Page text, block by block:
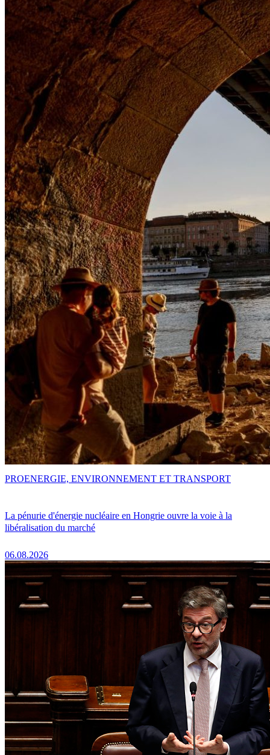
La pénurie d'énergie nucléaire en Hongrie ouvre la voie à la
libéralisation du marché
06.08.2026
PROENERGIE, ENVIRONNEMENT ET TRANSPORT